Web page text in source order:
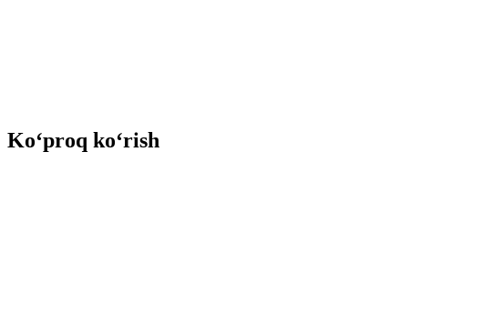
Ko‘proq ko‘rish